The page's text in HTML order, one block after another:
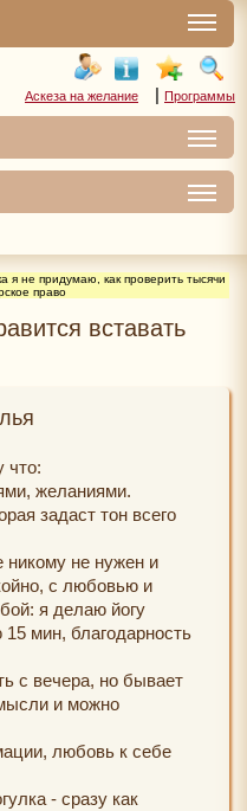
Аскеза на желание | Программы
я не придумаю, как проверить тысячи
право
вставать
что:
желаниями.
задаст тон всего
не нужен и
с любовью и
я делаю йогу
мин, благодарность
с вечера, но бывает
и можно
любовь к себе
- сразу как